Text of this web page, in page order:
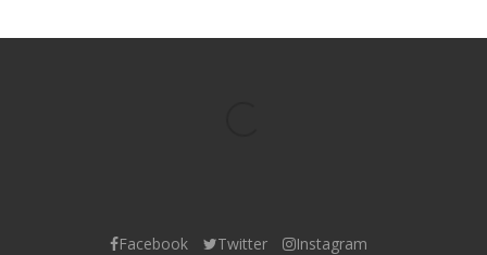
Facebook Twitter
Instagram